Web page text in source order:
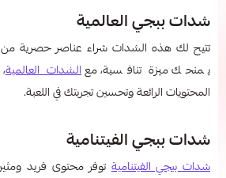
شدات ببجي العالمية
تتيح لك هذه الشدات شراء عناصر حصرية من
يمنحك ميزة تنافسية، معالشدات العالمية
المحتويات الرائعة وتحسين تجربتك في اللعبة.
شدات ببجي الفيتنامية
شدات ببجي الفيتناميةتوفر محتوى فريد